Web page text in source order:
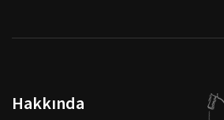
Hakkında